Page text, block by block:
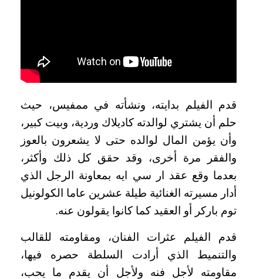
قدم الفيلم بدايته، ونشأته في ممفيس، حيث
حلم أن يشتري لوالدته كاديلاك وردية، وبيت كبير،
وأن يؤمن المال لوالده حتى لا يشعرون بالعوز
والفقر مرة أخرى، وقد حقق كل ذلك وأكثر،
بعدما وقع عقد ار سي ايه بمعاونة الرجل الذي
أدار مسيرته الغنائية طيلة عشرين عاما الكولونيل
توم باركر أو العقيد كما كانوا يقولون عنه.
قدم الفيلم عثرات الفنان، ومقاومته للقالب
والتنميط الذي أرادت السلطة حصره فيها،
مقاومته لأجل فنه ولأجل أن يقدم ما يحب،